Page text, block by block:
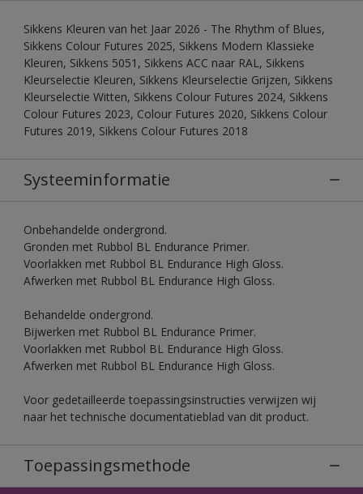
Sikkens Kleuren van het Jaar 2026 - The Rhythm of Blues,
Sikkens Colour Futures 2025, Sikkens Modern Klassieke
Kleuren, Sikkens 5051, Sikkens ACC naar RAL, Sikkens
Kleurselectie Kleuren, Sikkens Kleurselectie Grijzen, Sikkens
Kleurselectie Witten, Sikkens Colour Futures 2024, Sikkens
Colour Futures 2023, Colour Futures 2020, Sikkens Colour
Futures 2019, Sikkens Colour Futures 2018
Systeeminformatie
Onbehandelde ondergrond.
Gronden met Rubbol BL Endurance Primer.
Voorlakken met Rubbol BL Endurance High Gloss.
Afwerken met Rubbol BL Endurance High Gloss.
Behandelde ondergrond.
Bijwerken met Rubbol BL Endurance Primer.
Voorlakken met Rubbol BL Endurance High Gloss.
Afwerken met Rubbol BL Endurance High Gloss.
Voor gedetailleerde toepassingsinstructies verwijzen wij
naar het technische documentatieblad van dit product.
Toepassingsmethode